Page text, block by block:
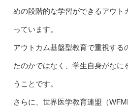
めの段階的な学習ができるアウト
っています。
アウトカム基盤型教育で重視する
たのかではなく、学生自身がなに
うことです。
さらに、世界医学教育連盟（